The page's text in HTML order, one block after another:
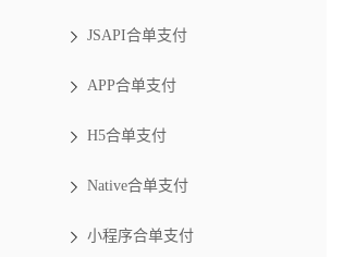
JSAPI合单支付
APP合单支付
H5合单支付
Native合单支付
小程序合单支付